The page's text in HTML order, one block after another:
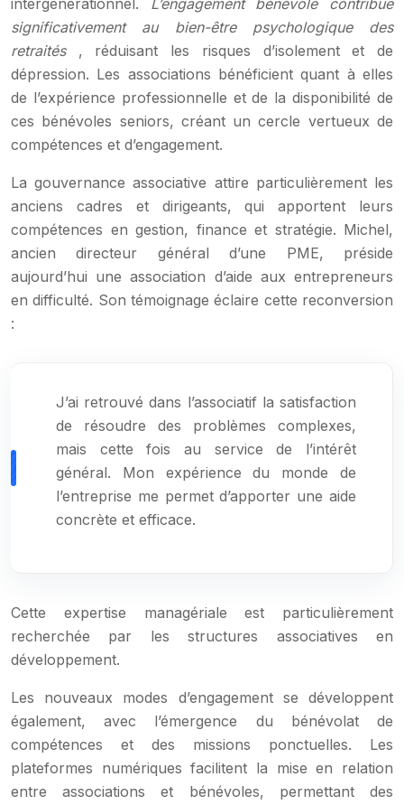
intergénérationnel. L’engagement bénévole contribue
significativement au bien-être psychologique des
retraités , réduisant les risques d’isolement et de
dépression. Les associations bénéficient quant à elles
de l’expérience professionnelle et de la disponibilité de
ces bénévoles seniors, créant un cercle vertueux de
compétences et d’engagement.
La gouvernance associative attire particulièrement les
anciens cadres et dirigeants, qui apportent leurs
compétences en gestion, finance et stratégie. Michel,
ancien directeur général d’une PME, préside
aujourd’hui une association d’aide aux entrepreneurs
en difficulté. Son témoignage éclaire cette reconversion
:
J’ai retrouvé dans l’associatif la satisfaction
de résoudre des problèmes complexes,
mais cette fois au service de l’intérêt
général. Mon expérience du monde de
l’entreprise me permet d’apporter une aide
concrète et efficace.
Cette expertise managériale est particulièrement
recherchée par les structures associatives en
développement.
Les nouveaux modes d’engagement se développent
également, avec l’émergence du bénévolat de
compétences et des missions ponctuelles. Les
plateformes numériques facilitent la mise en relation
entre associations et bénévoles, permettant des